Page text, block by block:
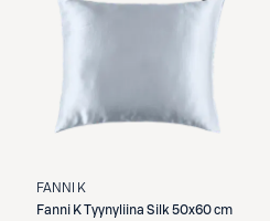
FANNI K
Fanni K Tyynyliina Silk 50x60 cm